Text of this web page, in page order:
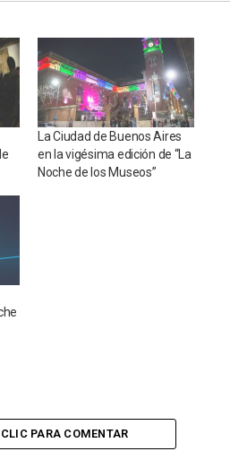
La Ciudad de Buenos Aires
en la vigésima edición de “La
Noche de los Museos”
PARA COMENTAR